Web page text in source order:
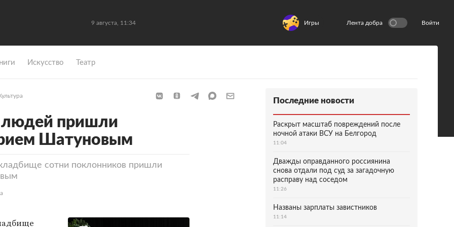
9 августа, 11:34 Игры Лента добра Войти
Искусство Театр
людей пришли
Шатуновым
сотни поклонников пришли
Последние новости
Раскрыт масштаб повреждений после
ночной атаки ВСУ на Белгород
11:04
Дважды оправданного россиянина
снова отдали под суд за загадочную
расправу над соседом
11:26
Названы зарплаты завистников
11:14